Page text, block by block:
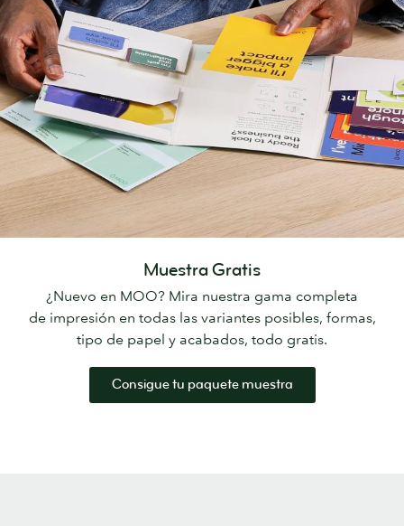
Muestra Gratis
¿Nuevo en MOO? Mira nuestra gama completa
de impresión en todas las variantes posibles, formas,
tipo de papel y acabados, todo gratis.
Consigue tu paquete muestra